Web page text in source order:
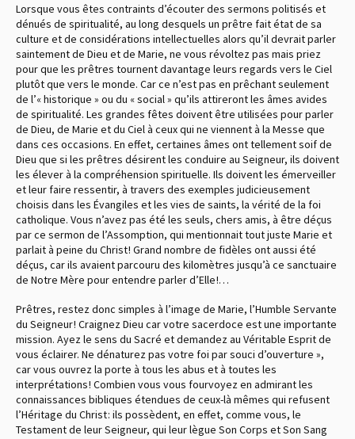
Lorsque vous êtes contraints d’écouter des sermons politisés et
dénués de spiritualité, au long desquels un prêtre fait état de sa
culture et de considérations intellectuelles alors qu’il devrait parler
saintement de Dieu et de Marie, ne vous révoltez pas mais priez
pour que les prêtres tournent davantage leurs regards vers le Ciel
plutôt que vers le monde. Car ce n’est pas en prêchant seulement
de l’« historique » ou du « social » qu’ils attireront les âmes avides
de spiritualité. Les grandes fêtes doivent être utilisées pour parler
de Dieu, de Marie et du Ciel à ceux qui ne viennent à la Messe que
dans ces occasions. En effet, certaines âmes ont tellement soif de
Dieu que si les prêtres désirent les conduire au Seigneur, ils doivent
les élever à la compréhension spirituelle. Ils doivent les émerveiller
et leur faire ressentir, à travers des exemples judicieusement
choisis dans les Évangiles et les vies de saints, la vérité de la foi
catholique. Vous n’avez pas été les seuls, chers amis, à être déçus
par ce sermon de l’Assomption, qui mentionnait tout juste Marie et
parlait à peine du Christ ! Grand nombre de fidèles ont aussi été
déçus, car ils avaient parcouru des kilomètres jusqu’à ce sanctuaire
de Notre Mère pour entendre parler d’Elle !…
Prêtres, restez donc simples à l’image de Marie, l’Humble Servante
du Seigneur ! Craignez Dieu car votre sacerdoce est une importante
mission. Ayez le sens du Sacré et demandez au Véritable Esprit de
vous éclairer. Ne dénaturez pas votre foi par souci d’ouverture »,
car vous ouvrez la porte à tous les abus et à toutes les
interprétations ! Combien vous vous fourvoyez en admirant les
connaissances bibliques étendues de ceux-là mêmes qui refusent
l’Héritage du Christ : ils possèdent, en effet, comme vous, le
Testament de leur Seigneur, qui leur lègue Son Corps et Son Sang